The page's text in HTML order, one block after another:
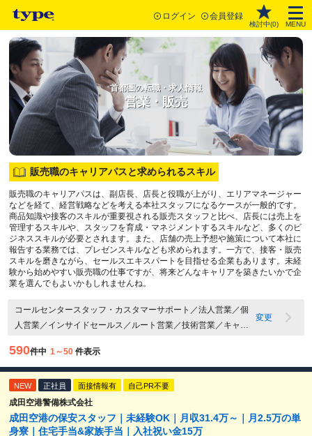
ログイン 会員登録
検討中(0) MENU
首都圏の転職・求人情報
営業・販売
販売職のキャリアパスと求められるスキル
販売職のキャリアパスは、副店長、店長と役職が上がり、エリアマネージャー
などを経て、経営戦略などを考える本社スタッフになるケースが一般的です。
商品知識や接客のスキルが重要視される販売スタッフと比べ、店長には売上を
管理するスキルや、スタッフを育成・マネジメントするスキルなど、多くのビ
ジネススキルが必要とされます。また、店舗の売上予想や施策について本社に
報告する業務では、プレゼンスキルなども求められます。一方で、接客・販売
スキルを磨きながら、セールスエキスパートを目指せる企業もあります。未経
験から始めやすい販売職の仕事ですが、将来どんなキャリアを築きたいかで企
業を選んでもよいかもしれませんね。
コールセンタースタッフ・カスタマーサポート／法人営業／個
人営業／インサイドセールス／ルート営業／技術営業／キャリ
マネージャー／その他営業職／接客・販売（アパレル・雑貨・
コスメなど）／接客・販売（飲食）／スーパーバイザー・エリ
アマネージャー・店長／店舗開発／その他 販売員・サービスス
タッフ関連職／首都圏
変更
590件中 1～50 件表示
NEW 正社員 面接情報有 自己PR不要
成田空港警備株式会社
成田空港の保安スタッフ｜未経験OK｜月収31.4万～｜月2.5万の単
身寮｜住宅手当&家族手当｜入社祝い金15万